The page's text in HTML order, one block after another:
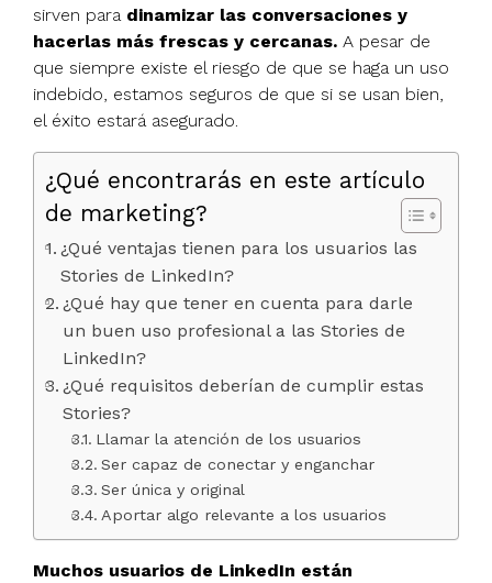
sirven para dinamizar las conversaciones y
hacerlas más frescas y cercanas. A pesar de
que siempre existe el riesgo de que se haga un uso
indebido, estamos seguros de que si se usan bien,
el éxito estará asegurado.
¿Qué encontrarás en este artículo
de marketing?
¿Qué ventajas tienen para los usuarios las
Stories de LinkedIn?
¿Qué hay que tener en cuenta para darle
un buen uso profesional a las Stories de
LinkedIn?
¿Qué requisitos deberían de cumplir estas
Stories?
Llamar la atención de los usuarios
Ser capaz de conectar y enganchar
Ser única y original
Aportar algo relevante a los usuarios
Muchos usuarios de LinkedIn están